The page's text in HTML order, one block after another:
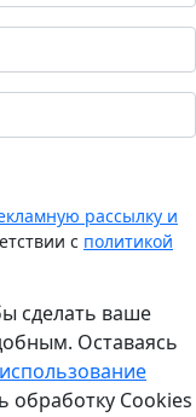
рассылку и
с политикой
сделать ваше
Оставаясь
обработку Cookies